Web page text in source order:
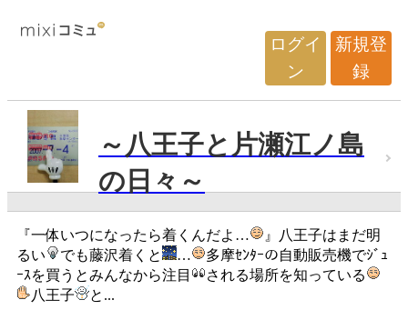
ログイ
ン
新規登
録
～八王子と片瀬江ノ島
の日々～
『一体いつになったら着くんだよ…
』八王子はまだ明
るい
でも藤沢着くと …
多摩ｾﾝﾀｰの自動販売機でｼﾞｭ
ｰｽを買うとみんなから注目
される場所を知っている
八王子
と...